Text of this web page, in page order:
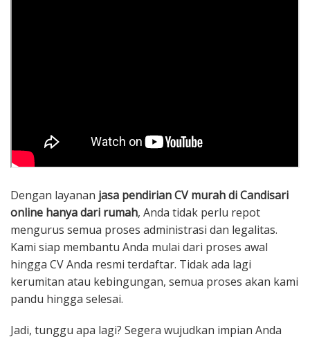
Dengan layanan jasa pendirian CV murah di Candisari
online hanya dari rumah, Anda tidak perlu repot
mengurus semua proses administrasi dan legalitas.
Kami siap membantu Anda mulai dari proses awal
hingga CV Anda resmi terdaftar. Tidak ada lagi
kerumitan atau kebingungan, semua proses akan kami
pandu hingga selesai.
Jadi, tunggu apa lagi? Segera wujudkan impian Anda